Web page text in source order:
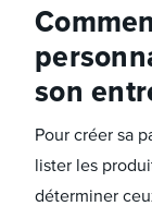
son
Pour créer sa
lister les
déterminer